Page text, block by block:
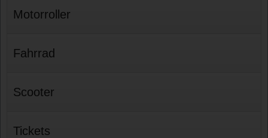
Motorroller
Fahrrad
Scooter
Tickets